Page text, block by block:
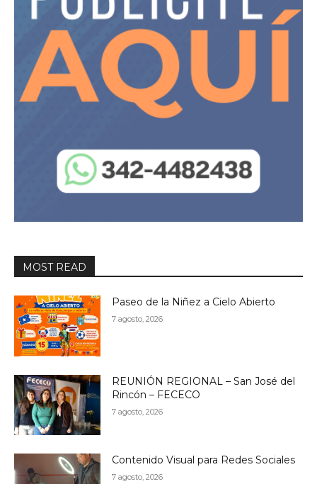
MOST READ
Paseo de la Niñez a Cielo Abierto
7 agosto, 2026
REUNIÓN REGIONAL – San José del
Rincón – FECECO
7 agosto, 2026
Contenido Visual para Redes Sociales
7 agosto, 2026